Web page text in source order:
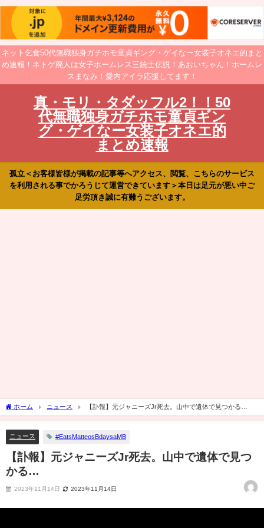
ネット乞食50代無職独身ガチホモ童貞ギング・ゲイなー女装子オネエ的まと
め速報！ネトゲ廃人は女子ホームレス三銃士伝説！あおいちゃん！ホームレ
スまなみ！愛内アイラ応援してます！
真・モリ・タダッフル2！！50
代無職独身ガチホモ童貞ギン
グ・ゲイなー女装子オネエ的
まとめ速報
孤立＜お客様皆様が掲載の記事等へアクセス、閲覧、こちらのサービス
を利用される事でかろうじて運営できています＞本日は足元が悪い中ご
足労頂き誠に有難うございます。
ホーム ニュース 【訃報】元ジャニーズJr死去。山中で遺体で見つかる…
ニュース #EatsMatteosBdaysaMB
【訃報】元ジャニーズJr死去。山中で遺体で見つ
かる…
2023年11月14日 2023年11月14日